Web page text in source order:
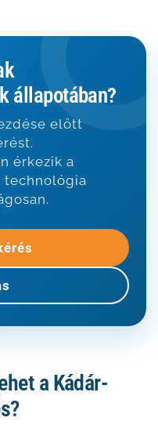
állapotában?
előtt
érkezik a
technológia
a Kádár-